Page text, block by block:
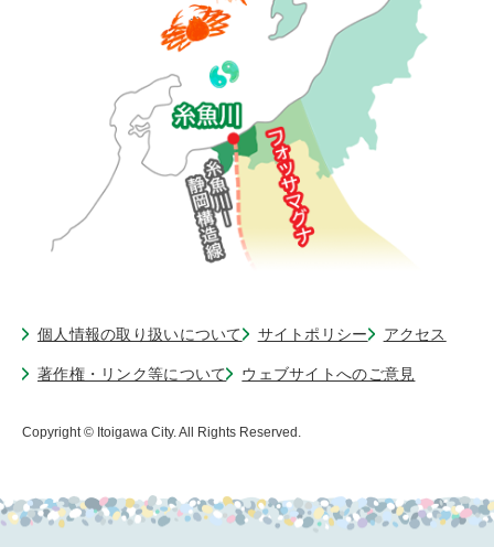
個人情報の取り扱いについて サイトポリシー アクセス
著作権・リンク等について ウェブサイトへのご意見
Copyright © Itoigawa City. All Rights Reserved.